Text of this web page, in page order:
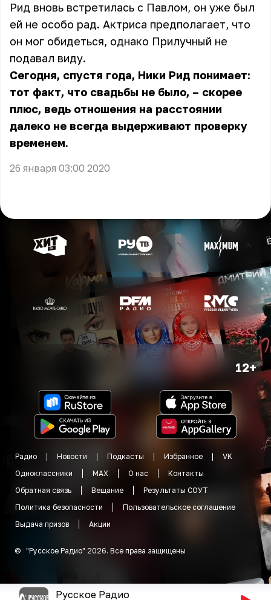
Рид вновь встретилась с Павлом, он уже был
ей не особо рад. Актриса предполагает, что
он мог обидеться, однако Прилучный не
подавал виду.
Сегодня, спустя года, Ники Рид понимает:
тот факт, что свадьбы не было, – скорее
плюс, ведь отношения на расстоянии
далеко не всегда выдерживают проверку
временем.
26 января 03:00 2020
12+
Радио Новости Подкасты Избранное
VK
Одноклассники
MAX О нас
Контакты
Обратная связь
Вещание
Результаты СОУТ
Политика безопасности
Пользовательское соглашение
Выдача призов
Акции
© "Русское Радио" 2026. Все права защищены
Русское Радио